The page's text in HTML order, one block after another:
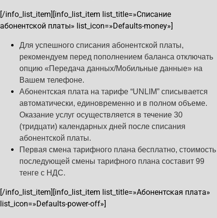
[/info_list_item][info_list_item list_title=»Списание
абонентской платы» list_icon=»Defaults-money»]
Для успешного списания абонентской платы,
рекомендуем перед пополнением баланса отключать
опцию «Передача данных/Мобильные данные» на
Вашем телефоне.
Абонентская плата на тарифе “UNLIM” списывается
автоматически, единовременно и в полном объеме.
Оказание услуг осуществляется в течение 30
(тридцати) календарных дней после списания
абонентской платы.
Первая смена тарифного плана бесплатно, стоимость
последующей смены тарифного плана составит 99
тенге с НДС.
[/info_list_item][info_list_item list_title=»Абонентская плата»
list_icon=»Defaults-power-off»]